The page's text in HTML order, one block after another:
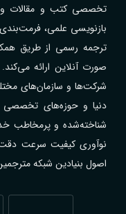
تخصصی کتب و مقالات
بازنویسی علمی،
ترجمه رسمی از طریق
صورت آنلاین ارائه
دنیا و حوزه‌های تخصصی
شناخته‌شده و پرمخاطب
نوآوری کیفیت سرعت دقت
اصول بنیادین شبکه